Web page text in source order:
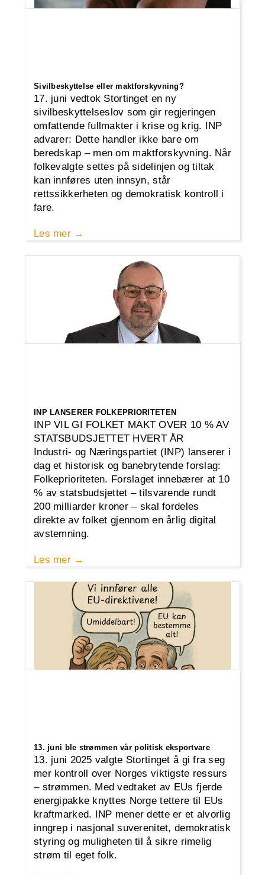
Sivilbeskyttelse eller maktforskyvning?
17. juni vedtok Stortinget en ny
sivilbeskyttelseslov som gir regjeringen
omfattende fullmakter i krise og krig. INP
advarer: Dette handler ikke bare om
beredskap – men om maktforskyvning. Når
folkevalgte settes på sidelinjen og tiltak
kan innføres uten innsyn, står
rettssikkerheten og demokratisk kontroll i
fare.
Les mer
INP LANSERER FOLKEPRIORITETEN
INP VIL GI FOLKET MAKT OVER 10 % AV
STATSBUDSJETTET HVERT ÅR
Industri- og Næringspartiet (INP) lanserer i
dag et historisk og banebrytende forslag:
Folkeprioriteten. Forslaget innebærer at 10
% av statsbudsjettet – tilsvarende rundt
200 milliarder kroner – skal fordeles
direkte av folket gjennom en årlig digital
avstemning.
Les mer
13. juni ble strømmen vår politisk eksportvare
13. juni 2025 valgte Stortinget å gi fra seg
mer kontroll over Norges viktigste ressurs
– strømmen. Med vedtaket av EUs fjerde
energipakke knyttes Norge tettere til EUs
kraftmarked. INP mener dette er et alvorlig
inngrep i nasjonal suverenitet, demokratisk
styring og muligheten til å sikre rimelig
strøm til eget folk.